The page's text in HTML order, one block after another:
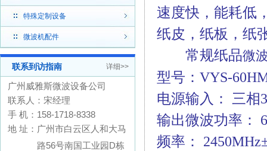
特殊定制设备
微波机配件
联系到访指南 详细>>
广州威雅斯微波设备公司
联系人：宋经理
手 机：158-1718-8338
地 址：广州市白云区人和大马
路56号南国工业园D栋
速度快，能耗低
纸皮，纸板，纸
常规纸品微
型号：VYS-
电源输入： 三相
输出微波功率：
频率：